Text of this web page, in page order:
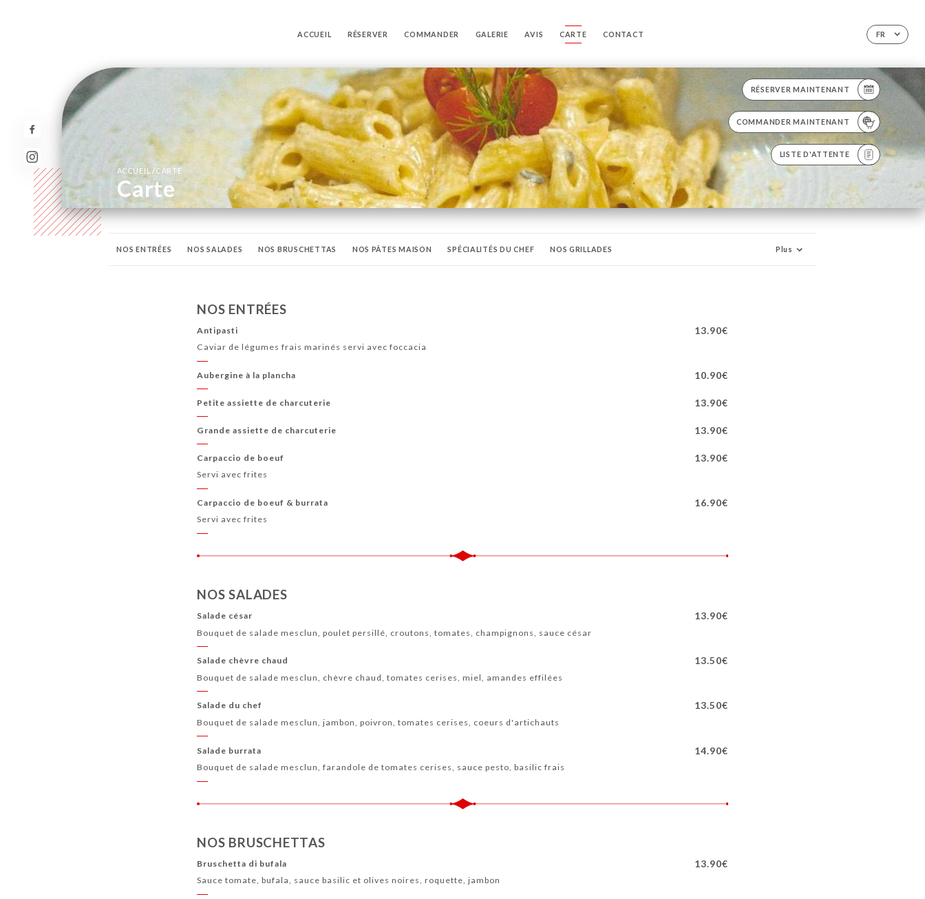
FR
ACCUEIL RÉSERVER COMMANDER GALERIE AVIS CARTE CONTACT
RÉSERVER MAINTENANT
COMMANDER MAINTENANT
LISTE D'ATTENTE
ACCUEIL/CARTE
Carte
NOS ENTRÉES NOS SALADES NOS BRUSCHETTAS NOS PÂTES MAISON SPÉCIALITÉS DU CHEF NOS GRILLADES Plus
NOS ENTRÉES
Antipasti 13.90€
Caviar de légumes frais marinés servi avec foccacia
Aubergine à la plancha 10.90€
Petite assiette de charcuterie 13.90€
Grande assiette de charcuterie 13.90€
Carpaccio de boeuf 13.90€
Servi avec frites
Carpaccio de boeuf & burrata 16.90€
Servi avec frites
NOS SALADES
Salade césar 13.90€
Bouquet de salade mesclun, poulet persillé, croutons, tomates, champignons, sauce césar
Salade chèvre chaud 13.50€
Bouquet de salade mesclun, chèvre chaud, tomates cerises, miel, amandes effilées
Salade du chef 13.50€
Bouquet de salade mesclun, jambon, poivron, tomates cerises, coeurs d'artichauts
Salade burrata 14.90€
Bouquet de salade mesclun, farandole de tomates cerises, sauce pesto, basilic frais
NOS BRUSCHETTAS
Bruschetta di bufala 13.90€
Sauce tomate, bufala, sauce basilic et olives noires, roquette, jambon